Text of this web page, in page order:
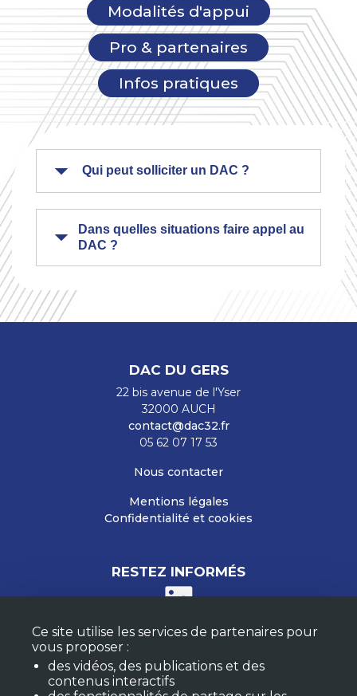
Modalités d'appui
Pro & partenaires
Infos pratiques
Qui peut solliciter un DAC ?
Dans quelles situations faire appel au
DAC ?
DAC DU GERS
22 bis avenue de l'Yser
32000 AUCH
contact@dac32.fr
05 62 07 17 53
Nous contacter
Mentions légales
Confidentialité et cookies
RESTEZ INFORMÉS
M'ABONNER À LA NEWSLETTER
FAQ
Ce site utilise les services de partenaires pour
vous proposer :
des vidéos, des publications et des
contenus interactifs